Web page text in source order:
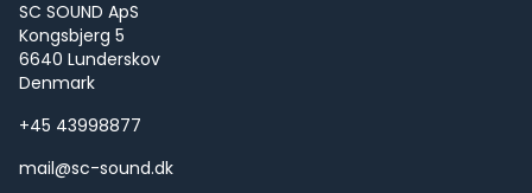
SC SOUND ApS
Kongsbjerg 5
6640 Lunderskov
Denmark
+45 43998877
mail@sc-sound.dk